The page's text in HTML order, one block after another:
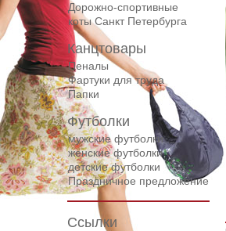
Дорожнo-спортивные
коты Санкт Петербурга
Канцтовары
Пеналы
Фартуки для труда
Папки
Футболки
мужские футболки
женские футболки
детские футболки
Праздничное предложение
Ссылки